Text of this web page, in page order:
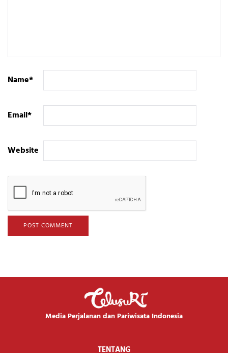
Name*
Email*
Website
Media Perjalanan dan Pariwisata Indonesia
TENTANG